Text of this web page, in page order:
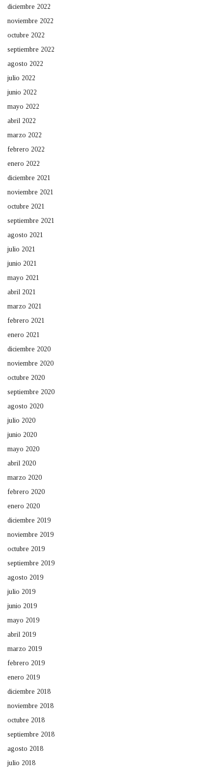
diciembre 2022
noviembre 2022
octubre 2022
septiembre 2022
agosto 2022
julio 2022
junio 2022
mayo 2022
abril 2022
marzo 2022
febrero 2022
enero 2022
diciembre 2021
noviembre 2021
octubre 2021
septiembre 2021
agosto 2021
julio 2021
junio 2021
mayo 2021
abril 2021
marzo 2021
febrero 2021
enero 2021
diciembre 2020
noviembre 2020
octubre 2020
septiembre 2020
agosto 2020
julio 2020
junio 2020
mayo 2020
abril 2020
marzo 2020
febrero 2020
enero 2020
diciembre 2019
noviembre 2019
octubre 2019
septiembre 2019
agosto 2019
julio 2019
junio 2019
mayo 2019
abril 2019
marzo 2019
febrero 2019
enero 2019
diciembre 2018
noviembre 2018
octubre 2018
septiembre 2018
agosto 2018
julio 2018